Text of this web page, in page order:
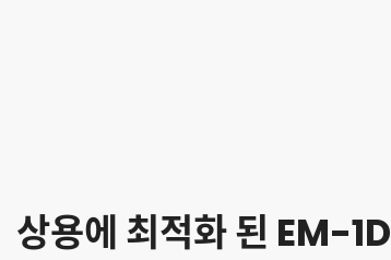
상용에 최적화 된 EM-1D